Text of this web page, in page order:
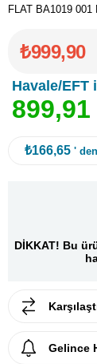
FLAT BA1019
₺999,90
Havale/EFT
899,91
₺166,65 '
DİKKAT! Bu
Gelince